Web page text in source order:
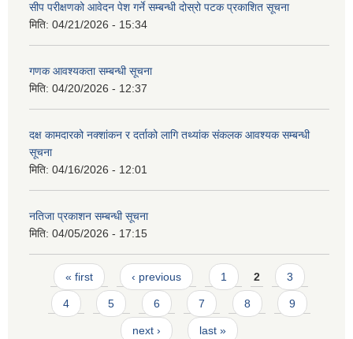
सीप परीक्षणको आवेदन पेश गर्ने सम्बन्धी दोस्रो पटक प्रकाशित सूचना
मिति: 04/21/2026 - 15:34
गणक आवश्यकता सम्बन्धी सूचना
मिति: 04/20/2026 - 12:37
दक्ष कामदारको नक्शांकन र दर्ताको लागि तथ्यांक संकलक आवश्यक सम्बन्धी
सूचना
मिति: 04/16/2026 - 12:01
नतिजा प्रकाशन सम्बन्धी सूचना
मिति: 04/05/2026 - 17:15
Pages
« first ‹ previous 1 2 3
4 5 6 7 8 9
next › last »